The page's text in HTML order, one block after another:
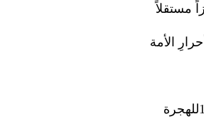
مستقلاً
الأمة